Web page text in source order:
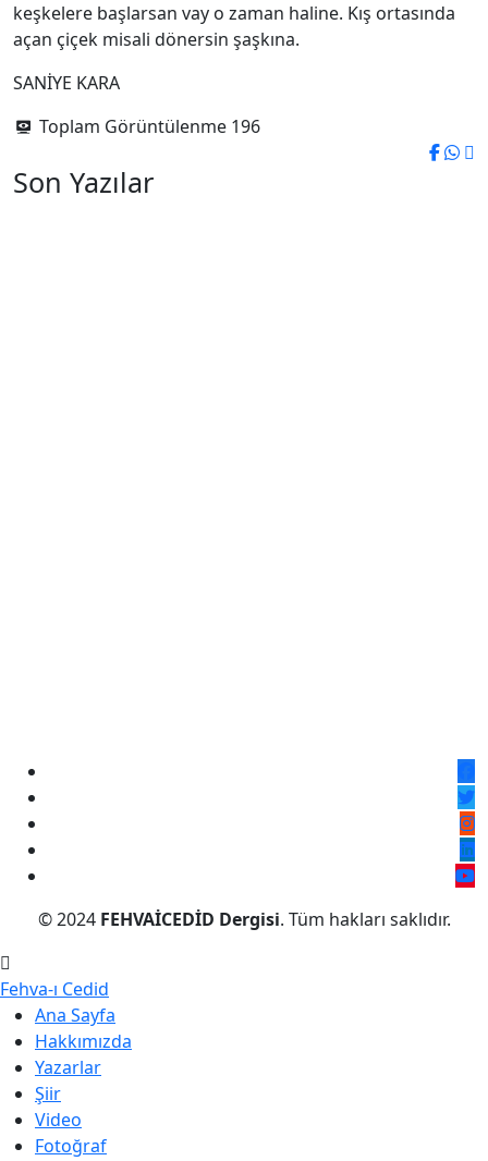
keşkelere başlarsan vay o zaman haline. Kış ortasında
açan çiçek misali dönersin şaşkına.
SANİYE KARA
Toplam Görüntülenme 196
Son Yazılar
© 2024 FEHVAİCEDİD Dergisi. Tüm hakları saklıdır.
Fehva-ı Cedid
Ana Sayfa
Hakkımızda
Yazarlar
Şiir
Video
Fotoğraf